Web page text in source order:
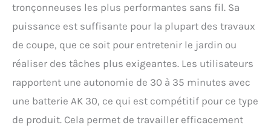
tronçonneuses les plus performantes sans fil. Sa
puissance est suffisante pour la plupart des travaux
de coupe, que ce soit pour entretenir le jardin ou
réaliser des tâches plus exigeantes. Les utilisateurs
rapportent une autonomie de 30 à 35 minutes avec
une batterie AK 30, ce qui est compétitif pour ce type
de produit. Cela permet de travailler efficacement